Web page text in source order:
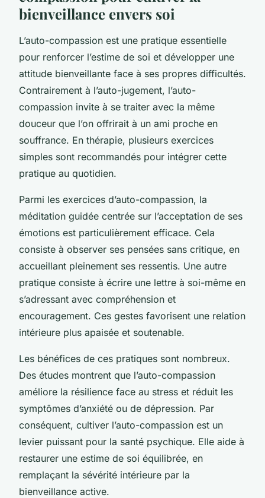
bienveillance envers soi
L’auto-compassion est une pratique essentielle
pour renforcer l’estime de soi et développer une
attitude bienveillante face à ses propres difficultés.
Contrairement à l’auto-jugement, l’auto-
compassion invite à se traiter avec la même
douceur que l’on offrirait à un ami proche en
souffrance. En thérapie, plusieurs exercices
simples sont recommandés pour intégrer cette
pratique au quotidien.
Parmi les exercices d’auto-compassion, la
méditation guidée centrée sur l’acceptation de ses
émotions est particulièrement efficace. Cela
consiste à observer ses pensées sans critique, en
accueillant pleinement ses ressentis. Une autre
pratique consiste à écrire une lettre à soi-même en
s’adressant avec compréhension et
encouragement. Ces gestes favorisent une relation
intérieure plus apaisée et soutenable.
Les bénéfices de ces pratiques sont nombreux.
Des études montrent que l’auto-compassion
améliore la résilience face au stress et réduit les
symptômes d’anxiété ou de dépression. Par
conséquent, cultiver l’auto-compassion est un
levier puissant pour la santé psychique. Elle aide à
restaurer une estime de soi équilibrée, en
remplaçant la sévérité intérieure par la
bienveillance active.